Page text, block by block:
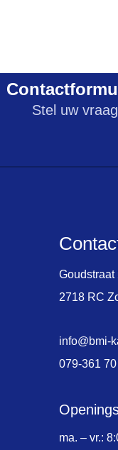
Stel uw vraag
Goudstraat
2718 RC
info@bmi-
079-361
ma. – vr.: